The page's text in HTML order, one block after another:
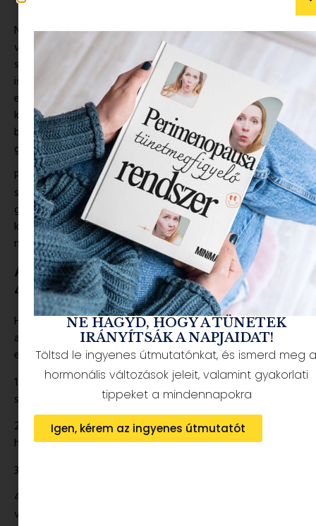
Napszemüveget nem veszek minden évben magamnak,
viszont ha már igen, akkor kizárólag a márkás és mindenféle
szűrőkkel felvértezettek közül választom ki az Igazit. Nem
is kérdés, hogy a kislányomnak sem egy áruház polcáról
emelem le a leghelyesebb keretet, hanem hosszú
kutatómunka után, együtt választunk a minőségi és 100%-
ban UV szűrős és nem utolsósorban gyönyörű
gyereknapszemüvegek közül.
Például sokan nem is tudják, hogy a bennünket érő UV
sugárzás hatása kumulatív vagyis összeadódik, így a
gyermekkori UV védelem számos felnőttkori szembetegség
kockázatát csökkentheti, ezért kiemelkedően fontos egy
megbízható szemüvegmárka kínálatából szemezgetni.
A TÖKÉLETES GYEREK NAPSZEMÜVEG
4 SZABÁLYA
Ha a tökléletes gyerek napszemüveget keresitek, akkor ezt
a 4 szemponton ne hagyjatok figyelmen kívül, mielőtt
elkezdenétek nézelődni:
1.
100%-ban szűrje ki az UV-A, UV-B és UV-C káros
sugarakat
2.
Tökéletesen takarjon, védjen, amihez elengedhetetlen,
hogy megfelelő méretű legyen
3.
4. Legyen nagyon
veszi fel a gyerekünk:)
NE HAGYD, HOGY A TÜNETEK
IRÁNYÍTSÁK A NAPJAIDAT!
Töltsd le ingyenes útmutatónkat, és ismerd meg a
hormonális változások jeleit, valamint gyakorlati
tippeket a mindennapokra
Igen, kérem az ingyenes útmutatót